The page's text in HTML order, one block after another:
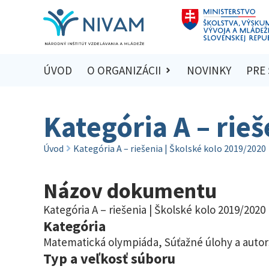
ÚVOD O ORGANIZÁCII NOVINKY PRE
Kategória A –
Úvod Kategória A – riešenia | Školské kolo 2019/2020
Názov dokumentu
Kategória A – riešenia | Školské kolo 2019/2020
Kategória
Matematická olympiáda, Súťažné úlohy a
Typ a veľkosť súboru